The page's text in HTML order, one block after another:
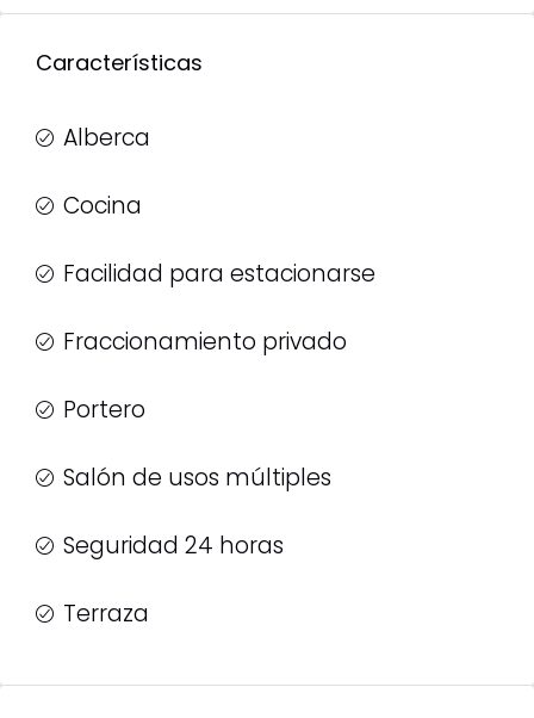
Características
Alberca
Cocina
Facilidad para estacionarse
Fraccionamiento privado
Portero
Salón de usos múltiples
Seguridad 24 horas
Terraza